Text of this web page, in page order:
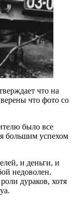
что на
что фото со
было все
большим успехом
и деньги, и
недоволен.
дураков, хотя